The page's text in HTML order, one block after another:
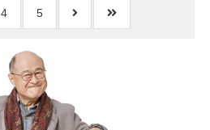
4 5